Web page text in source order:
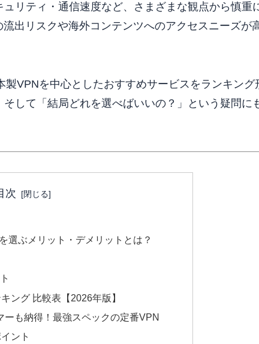
リティ・通信速度など、さまざまな観点から慎重
出リスクや海外コンテンツへのアクセスニーズが
製VPNを中心としたおすすめサービスをランキング
して「結局どれを選べばいいの？」という疑問に
次
選ぶメリット・デメリットとは？
ング 比較表【2026年版】
も納得！最強スペックの定番VPN
ント